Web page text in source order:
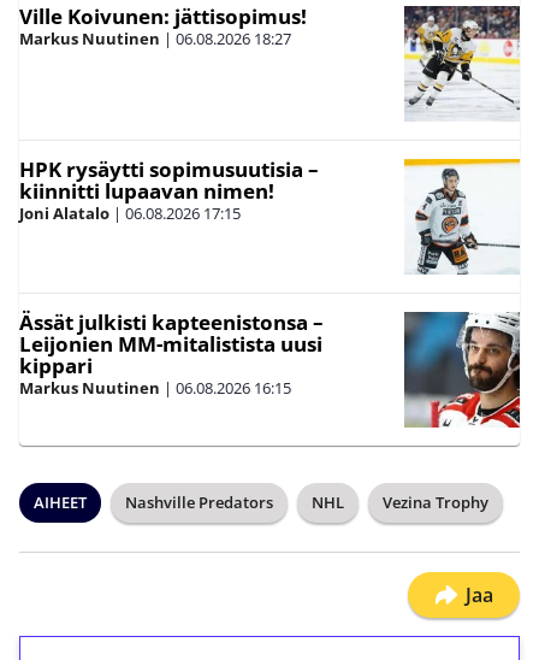
Ville Koivunen: jättisopimus!
Markus Nuutinen | 06.08.2026 18:27
HPK rysäytti sopimusuutisia –
kiinnitti lupaavan nimen!
Joni Alatalo | 06.08.2026 17:15
Ässät julkisti kapteenistonsa –
Leijonien MM-mitalistista uusi
kippari
Markus Nuutinen | 06.08.2026 16:15
AIHEET Nashville Predators NHL Vezina Trophy
Jaa